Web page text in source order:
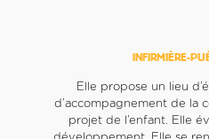
INFIRMIÈRE-
Elle propose un lieu
d’accompagnement de la
projet de l’enfant. Elle